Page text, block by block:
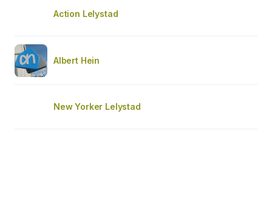
Action Lelystad
Albert Hein
New Yorker Lelystad